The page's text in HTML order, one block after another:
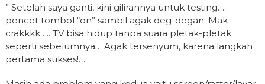
” Setelah saya ganti, kini gilirannya untuk testing…..
pencet tombol “on” sambil agak deg-degan. Mak
crakkkk….. TV bisa hidup tanpa suara pletak-pletak
seperti sebelumnya… Agak tersenyum, karena langkah
pertama sukses!….